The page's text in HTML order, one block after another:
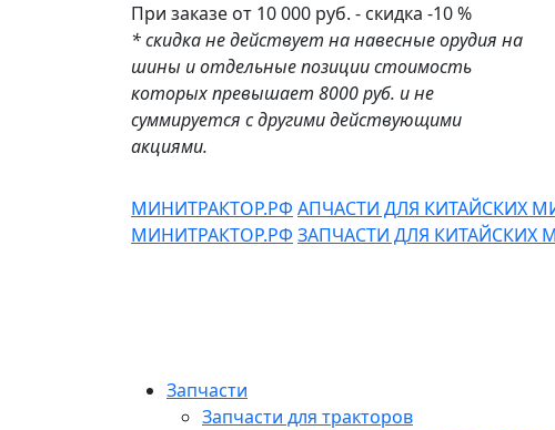
При заказе от 10 000 руб. - скидка -10 %
* скидка не действует на навесные орудия на
шины и отдельные позиции стоимость
которых превышает 8000 руб. и не
суммируется с другими действующими
акциями.
МИНИТРАКТОР.РФ АПЧАСТИ ДЛЯ КИТАЙСКИХ
МИНИТРАКТОР.РФ ЗАПЧАСТИ ДЛЯ КИТАЙСКИХ
Запчасти
Запчасти для тракторов